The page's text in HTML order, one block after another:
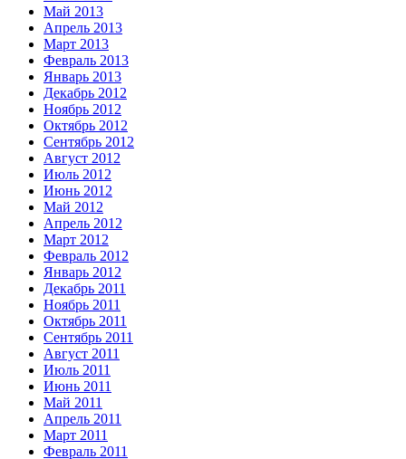
Май 2013
Апрель 2013
Март 2013
Февраль 2013
Январь 2013
Декабрь 2012
Ноябрь 2012
Октябрь 2012
Сентябрь 2012
Август 2012
Июль 2012
Июнь 2012
Май 2012
Апрель 2012
Март 2012
Февраль 2012
Январь 2012
Декабрь 2011
Ноябрь 2011
Октябрь 2011
Сентябрь 2011
Август 2011
Июль 2011
Июнь 2011
Май 2011
Апрель 2011
Март 2011
Февраль 2011